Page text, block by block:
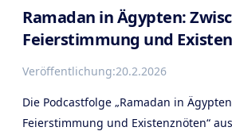
Ramadan in Ägypten:
Feierstimmung und
Veröffentlichung:20.2.2026
Die Podcastfolge „Ramadan in
Feierstimmung und Existenznöten“